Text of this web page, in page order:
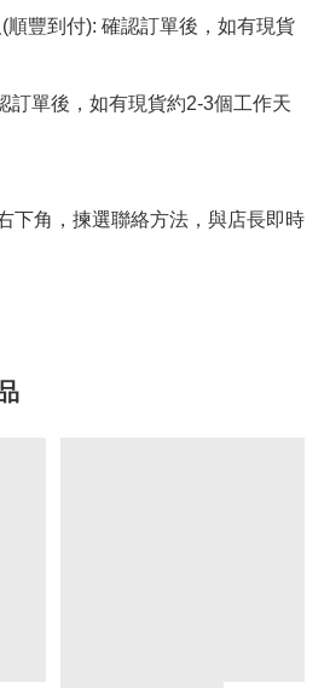
順豐到付): 確認訂單後，如有現貨
訂單後，如有現貨約2-3個工作天
下角，揀選聯絡方法，與店長即時